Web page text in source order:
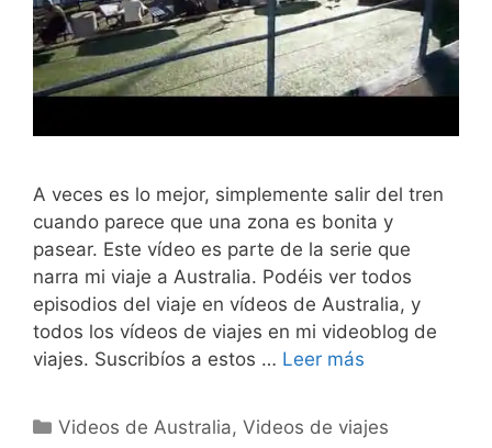
A veces es lo mejor, simplemente salir del tren
cuando parece que una zona es bonita y
pasear. Este vídeo es parte de la serie que
narra mi viaje a Australia. Podéis ver todos
episodios del viaje en vídeos de Australia, y
todos los vídeos de viajes en mi videoblog de
viajes. Suscribíos a estos … Leer más
Categorías
Videos de Australia,Videos de viajes